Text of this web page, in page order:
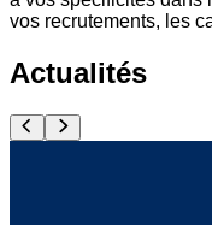
vos recrutements, les
Actualités